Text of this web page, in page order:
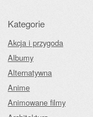
Kategorie
Akcja i przygoda
Albumy
Alternatywna
Anime
Animowane filmy